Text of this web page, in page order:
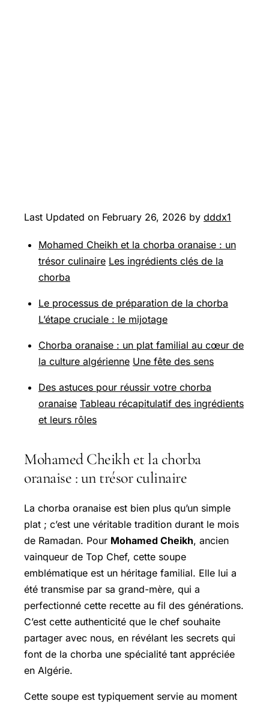
Last Updated on February 26, 2026 by dddx1
Mohamed Cheikh et la chorba oranaise : un
trésor culinaire Les ingrédients clés de la
chorba
Le processus de préparation de la chorba
L’étape cruciale : le mijotage
Chorba oranaise : un plat familial au cœur de
la culture algérienne Une fête des sens
Des astuces pour réussir votre chorba
oranaise Tableau récapitulatif des ingrédients
et leurs rôles
Mohamed Cheikh et la chorba
oranaise : un trésor culinaire
La chorba oranaise est bien plus qu’un simple
plat ; c’est une véritable tradition durant le mois
de Ramadan. Pour Mohamed Cheikh, ancien
vainqueur de Top Chef, cette soupe
emblématique est un héritage familial. Elle lui a
été transmise par sa grand-mère, qui a
perfectionné cette recette au fil des générations.
C’est cette authenticité que le chef souhaite
partager avec nous, en révélant les secrets qui
font de la chorba une spécialité tant appréciée
en Algérie.
Cette soupe est typiquement servie au moment